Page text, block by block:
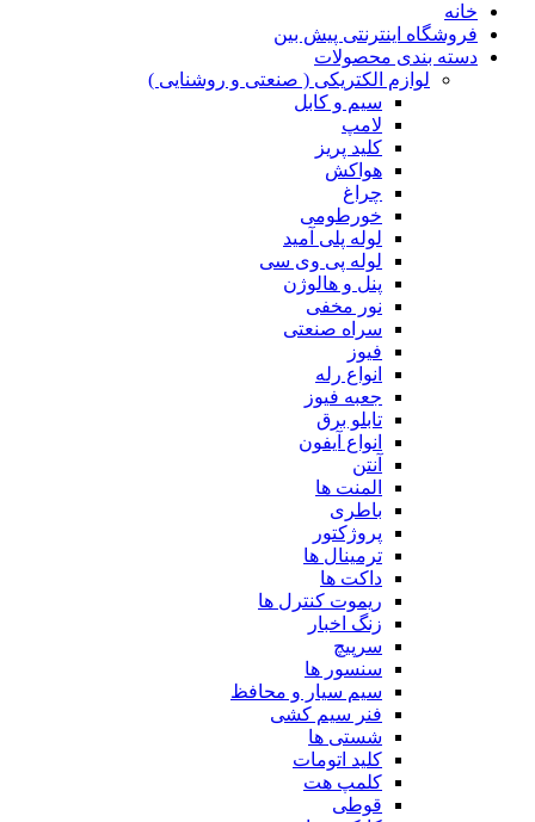
خانه
فروشگاه اینترنتی پیش بین
دسته بندی محصولات
لوازم الکتریکی ( صنعتی و روشنایی )
سیم و کابل
لامپ
کلید پریز
هواکش
چراغ
خورطومی
لوله پلی آمید
لوله پی وی سی
پنل و هالوژن
نور مخفی
سراه صنعتی
فیوز
انواع رله
جعبه فیوز
تابلو برق
انواع آیفون
آنتن
المنت ها
باطری
پروژکتور
ترمینال ها
داکت ها
ریموت کنترل ها
زنگ اخبار
سرپیچ
سنسور ها
سیم سیار و محافظ
فنر سیم کشی
شستی ها
کلید اتومات
کلمپ هت
قوطی